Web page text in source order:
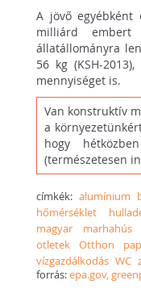
A jövő
milliárd embert
állatállományra
56 kg (KSH-
mennyiséget is.
Van konstruktív
a
hogy
(természetesen
címkék: alumínium
hőmérséklet
magyar
marhahús
ötletek
Otthon
vízgazdálkodás WC
forrás:epa.gov,